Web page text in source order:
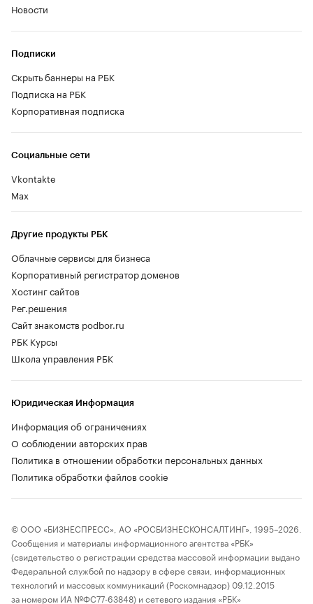
Новости
Социальные сети
Vkontakte
Max
Другие продукты РБК
Облачные сервисы для бизнеса
Корпоративный регистратор доменов
Хостинг сайтов
Рег.решения
Сайт знакомств podbor.ru
РБК Курсы
Школа управления РБК
Подписки
Скрыть баннеры на РБК
Подписка на РБК
Корпоративная подписка
Юридическая Информация
Информация об ограничениях
О соблюдении авторских прав
Политика в отношении обработки персональных данных
Политика обработки файлов cookie
© ООО «БИЗНЕСПРЕСС», АО «РОСБИЗНЕСКОНСАЛТИНГ», 1995–2026.
Сообщения и материалы информационного агентства «РБК»
(свидетельство о регистрации средства массовой информации выдано
Федеральной службой по надзору в сфере связи, информационных
технологий и массовых коммуникаций (Роскомнадзор) 09.12.2015
за номером ИА №ФС77-63848) и сетевого издания «РБК»